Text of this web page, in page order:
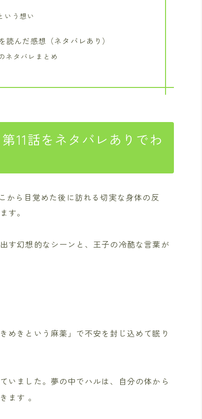
いう想い
読んだ感想（ネタバレあり）
ネタバレまとめ
11話をネタバレありでわ
から目覚めた後に訪れる切実な身体の反
す。
す幻想的なシーンと、王子の冷酷な言葉が
めきという麻薬」で不安を封じ込めて眠り
いました。夢の中でハルは、自分の体から
ます 。